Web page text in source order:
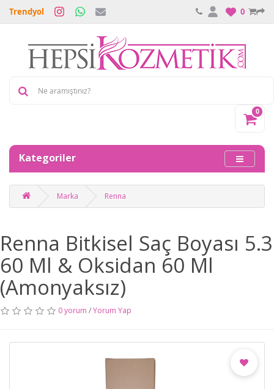
Trendyol 0
0
Kategoriler
Marka Renna
Renna Bitkisel Saç Boyası 5.3
60 Ml & Oksidan 60 Ml
(Amonyaksız)
0 yorum /Yorum Yap